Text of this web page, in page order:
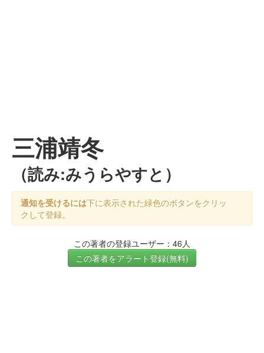
三浦靖冬
（読み:みうらやすと）
通知を受けるには下に表示された緑色のボタンをクリッ
クして登録。
この著者の登録ユーザー：46人
この著者をアラート登録(無料)